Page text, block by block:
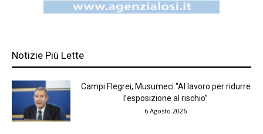
Notizie Più Lette
Campi Flegrei, Musumeci “Al lavoro per ridurre
l’esposizione al rischio”
6 Agosto 2026